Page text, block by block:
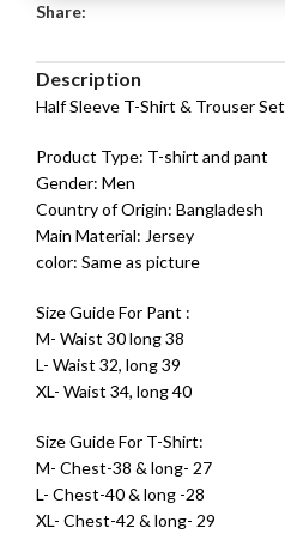
Share:
Description
Half Sleeve T-Shirt & Trouser Set
Product Type: T-shirt and pant
Gender: Men
Country of Origin: Bangladesh
Main Material: Jersey
color: Same as picture
Size Guide For Pant :
M- Waist 30 long 38
L- Waist 32, long 39
XL- Waist 34, long 40
Size Guide For T-Shirt:
M- Chest-38 & long- 27
L- Chest-40 & long -28
XL- Chest-42 & long- 29